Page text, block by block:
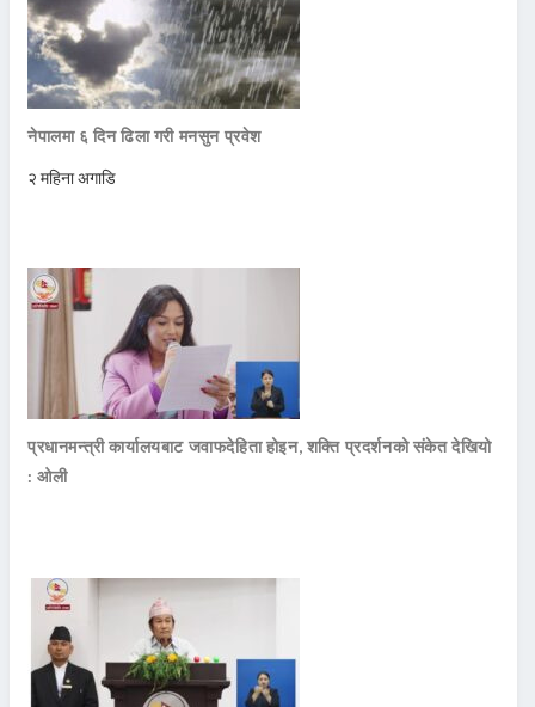
नेपालमा ६ दिन ढिला गरी मनसुन प्रवेश
२ महिना अगाडि
प्रधानमन्त्री कार्यालयबाट जवाफदेहिता होइन, शक्ति प्रदर्शनको संकेत देखियो
: ओली